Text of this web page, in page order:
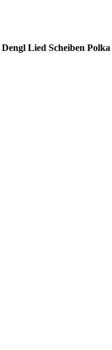
Dengl Lied Scheiben Polka